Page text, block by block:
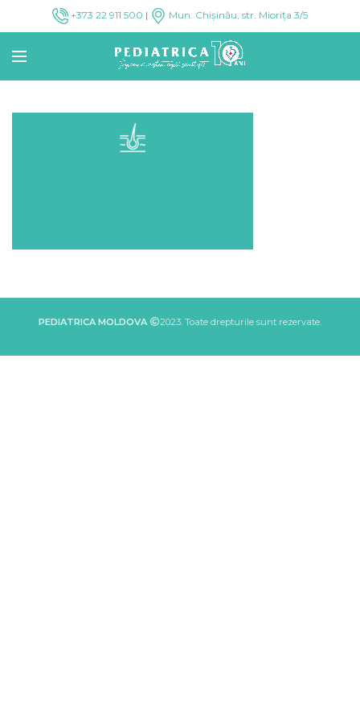
+373 22 911 500 | Mun. Chișinău, str. Miorița 3/5
PEDIATRICA MOLDOVA 2023. Toate drepturile sunt rezervate.